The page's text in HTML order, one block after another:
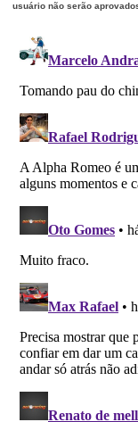
usuário não serão